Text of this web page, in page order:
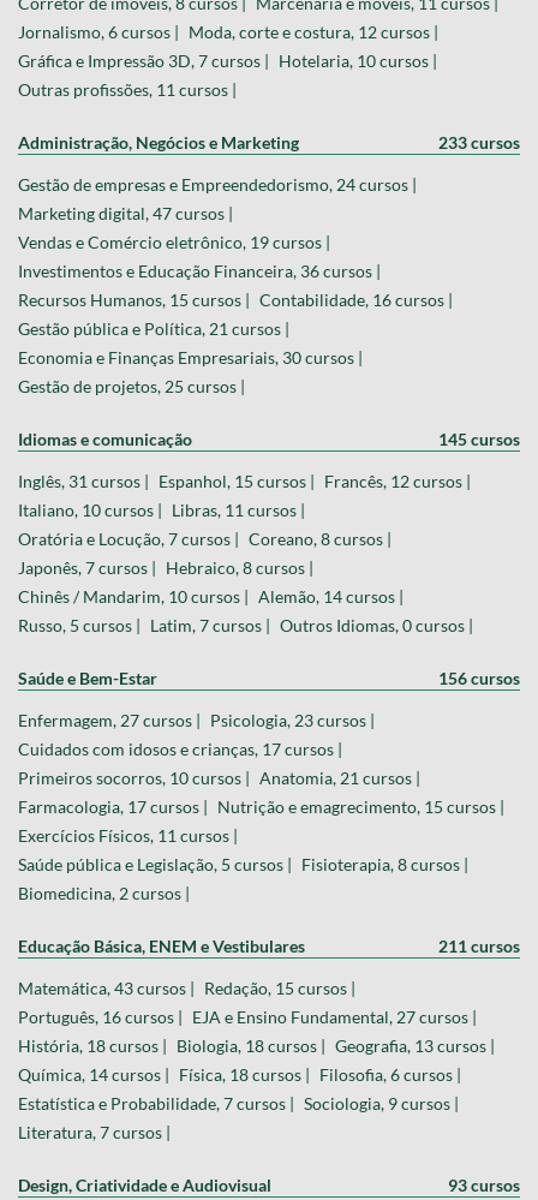
Jornalismo, 6 cursos | Moda, corte e costura, 12 cursos |
Gráfica e Impressão 3D, 7 cursos | Hotelaria, 10 cursos |
Outras profissões, 11 cursos |
Administração, Negócios e Marketing 233 cursos
Gestão de empresas e Empreendedorismo, 24 cursos |
Marketing digital, 47 cursos |
Vendas e Comércio eletrônico, 19 cursos |
Investimentos e Educação Financeira, 36 cursos |
Recursos Humanos, 15 cursos | Contabilidade, 16 cursos |
Gestão pública e Política, 21 cursos |
Economia e Finanças Empresariais, 30 cursos |
Gestão de projetos, 25 cursos |
Idiomas e comunicação 145 cursos
Inglês, 31 cursos | Espanhol, 15 cursos | Francês, 12 cursos |
Italiano, 10 cursos | Libras, 11 cursos |
Oratória e Locução, 7 cursos | Coreano, 8 cursos |
Japonês, 7 cursos | Hebraico, 8 cursos |
Chinês / Mandarim, 10 cursos | Alemão, 14 cursos |
Russo, 5 cursos | Latim, 7 cursos | Outros Idiomas, 0 cursos |
Saúde e Bem-Estar 156 cursos
Enfermagem, 27 cursos | Psicologia, 23 cursos |
Cuidados com idosos e crianças, 17 cursos |
Primeiros socorros, 10 cursos | Anatomia, 21 cursos |
Farmacologia, 17 cursos | Nutrição e emagrecimento, 15 cursos |
Exercícios Físicos, 11 cursos |
Saúde pública e Legislação, 5 cursos | Fisioterapia, 8 cursos |
Biomedicina, 2 cursos |
Educação Básica, ENEM e Vestibulares 211 cursos
Matemática, 43 cursos | Redação, 15 cursos |
Português, 16 cursos | EJA e Ensino Fundamental, 27 cursos |
História, 18 cursos | Biologia, 18 cursos | Geografia, 13 cursos |
Química, 14 cursos | Física, 18 cursos | Filosofia, 6 cursos |
Estatística e Probabilidade, 7 cursos | Sociologia, 9 cursos |
Literatura, 7 cursos |
Design, Criatividade e Audiovisual 93 cursos